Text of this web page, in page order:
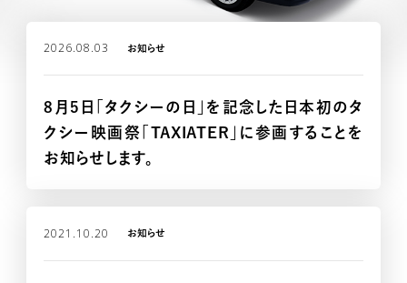
STUDY
2026.08.03 お知らせ
8月5日「タクシーの日」を記念した日本初のタ
クシー映画祭「TAXIATER」に参画することを
お知らせします。
2021.10.20 お知らせ